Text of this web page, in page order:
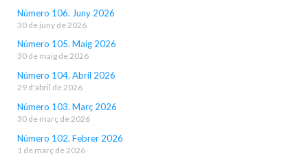
Número 106. Juny 2026
30 de juny de 2026
Número 105. Maig 2026
30 de maig de 2026
Número 104. Abril 2026
29 d'abril de 2026
Número 103. Març 2026
30 de març de 2026
Número 102. Febrer 2026
1 de març de 2026